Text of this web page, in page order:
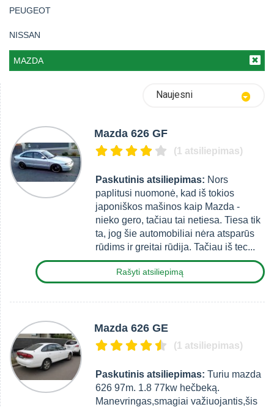
PEUGEOT
NISSAN
MAZDA
Naujesni
Mazda 626 GF
(1 atsiliepimas)
Paskutinis atsiliepimas: Nors
paplitusi nuomonė, kad iš tokios
japoniškos mašinos kaip Mazda -
nieko gero, tačiau tai netiesa. Tiesa tik
ta, jog šie automobiliai nėra atsparūs
rūdims ir greitai rūdija. Tačiau iš tec...
Rašyti atsiliepimą
Mazda 626 GE
(1 atsiliepimas)
Paskutinis atsiliepimas: Turiu mazda
626 97m. 1.8 77kw hečbeką.
Manevringas,smagiai važiuojantis,šis